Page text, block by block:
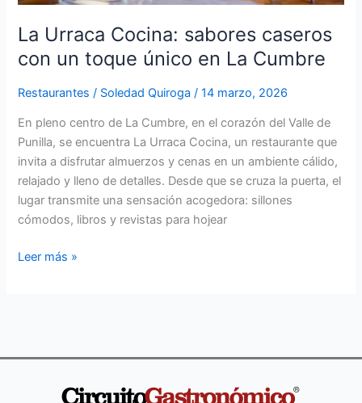
La Urraca Cocina: sabores caseros
con un toque único en La Cumbre
Restaurantes / Soledad Quiroga/14 marzo, 2026
En pleno centro de La Cumbre, en el corazón del Valle de
Punilla, se encuentra La Urraca Cocina, un restaurante que
invita a disfrutar almuerzos y cenas en un ambiente cálido,
relajado y lleno de detalles. Desde que se cruza la puerta, el
lugar transmite una sensación acogedora: sillones
cómodos, libros y revistas para hojear
Leer más »